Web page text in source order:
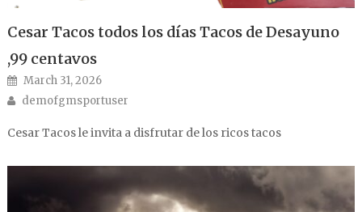
Cesar Tacos todos los días Tacos de Desayuno
,99 centavos
Posted on
March 31, 2026
Author
demofgmsportuser
Cesar Tacos le invita a disfrutar de los ricos tacos